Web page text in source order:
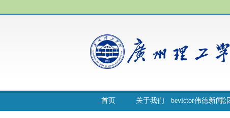
首页 关于我们 bevictor伟德新闻党